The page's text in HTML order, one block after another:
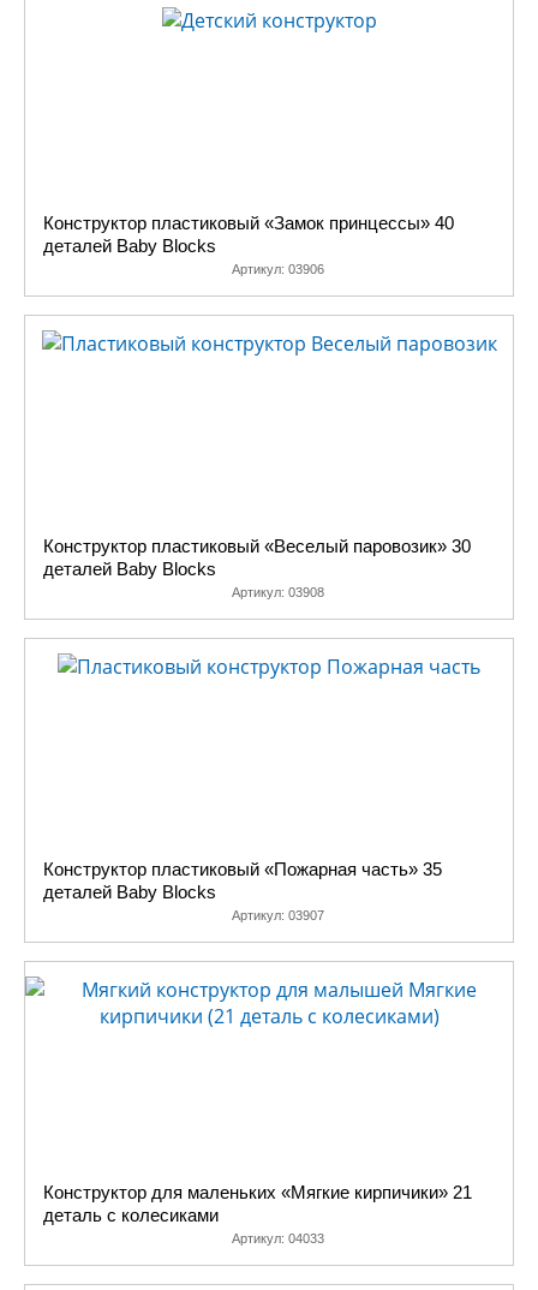
Конструктор пластиковый «Замок принцессы» 40
деталей Baby Blocks
Артикул: 03906
Конструктор пластиковый «Веселый паровозик» 30
деталей Baby Blocks
Артикул: 03908
Конструктор пластиковый «Пожарная часть» 35
деталей Baby Blocks
Артикул: 03907
Конструктор для маленьких «Мягкие кирпичики» 21
деталь с колесиками
Артикул: 04033